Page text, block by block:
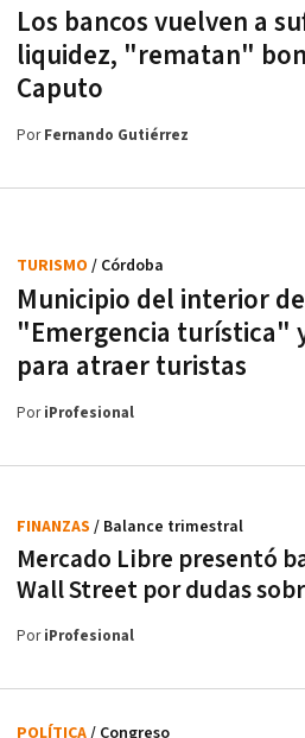
Los bancos vuelven a
liquidez, "rematan"
Caputo
PorFernando Gutiérrez
Municipio del interior
"Emergencia turística"
para atraer turistas
TURISMO / Córdoba
PoriProfesional
Mercado Libre presentó
Wall Street por dudas
FINANZAS / Balance trimestral
PoriProfesional
POLÍTICA/ Congreso